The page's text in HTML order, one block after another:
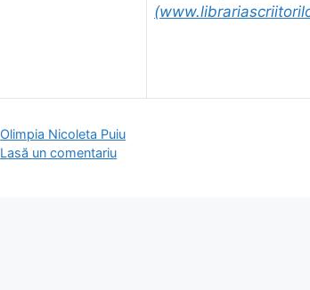
(
Categorii
Olimpia Nicoleta Puiu
Lasă un comentariu